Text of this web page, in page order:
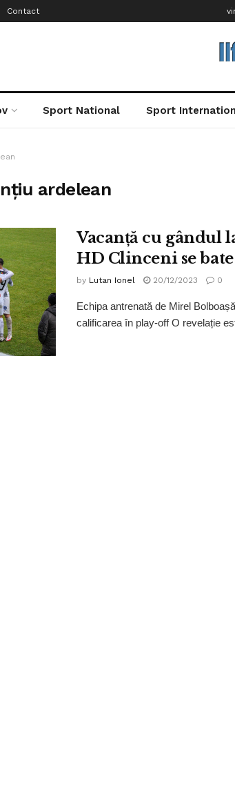
Contact
Sport National Sport
ardelean
Vacanță cu gândul
HD Clinceni se
by Lutan Ionel 20/12/2023 0
Echipa antrenată de Mirel
calificarea în play-off O revelație